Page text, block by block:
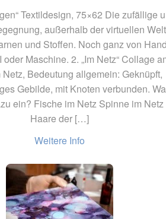
Textildesign, 75×62 Die zufällige
außerhalb der virtuellen Welt
und Stoffen. Noch ganz von
Maschine. 2. „Im Netz“ Collage
Netz, Bedeutung allgemein: Geknüpft,
Gebilde, mit Knoten verbunden.
ein? Fische im Netz Spinne im Netz
Haare der […]
Weitere Info